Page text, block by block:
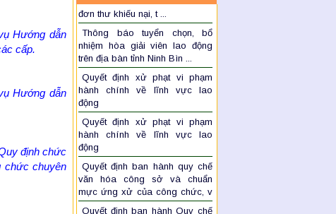
Hướng dẫn
cấp.
Hướng dẫn
định chức
chức chuyên
Thông báo tuyển chọn, bổ
nhiệm hòa giải viên lao động
trên địa bàn tỉnh Ninh Bìn ...
Quyết định xử phạt vi phạm
hành chính về lĩnh vực lao
động
Quyết định xử phạt vi phạm
hành chính về lĩnh vực lao
động
Quyết định ban hành quy chế
văn hóa công sở và chuẩn
mực ứng xử của công chức, v
...
Quyết định ban hành Quy chế
văn hóa công sở trong các cơ
quan, đơn vị trên địa b ...